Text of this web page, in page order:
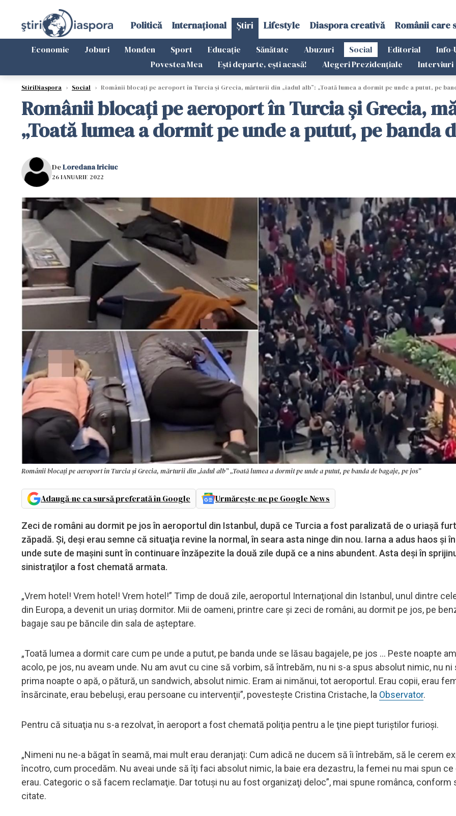
Politică Internațional Știri Lifestyle Diaspora creativă Românii care
Economie Joburi Monden Sport Educație Sănătate Abuzuri Social Editorial Info-
Povestea Mea
Ești departe, ești acasă! Alegeri Prezidențiale Interviuri
StiriDiaspora › Social › Românii blocaţi pe aeroport în Turcia și Grecia, mărturii din „iadul alb”: „Toată lumea a dormit pe unde a putut, pe
Românii blocaţi pe aeroport în Turcia și Grecia,
„Toată lumea a dormit pe unde a putut, pe banda
DeLoredana Iriciuc
26 IANUARIE 2022
Românii blocaţi pe aeroport în Turcia și Grecia, mărturii din „iadul alb” „Toată lumea a dormit pe unde a putut, pe banda de bagaje, pe jos”
Adaugă-ne ca sursă preferată în Google Urmărește-ne pe Google News
Zeci de români au dormit pe jos în aeroportul din Istanbul, după ce Turcia a fost paralizată de o uriaşă
zăpadă. Şi, deşi erau semne că situaţia revine la normal, în seara asta ninge din nou. Iarna a adus haos şi
unde sute de maşini sunt în continuare înzăpezite la două zile după ce a nins abundent. Asta deşi în
sinistraţilor a fost chemată armata.
„Vrem hotel! Vrem hotel! Vrem hotel!” Timp de două zile, aeroportul Internaţional din Istanbul, unul dintre
din Europa, a devenit un uriaş dormitor. Mii de oameni, printre care şi zeci de români, au dormit pe jos, pe
bagaje sau pe băncile din sala de aşteptare.
„Toată lumea a dormit care cum pe unde a putut, pe banda unde se lăsau bagajele, pe jos ... Peste noapte
acolo, pe jos, nu aveam unde. Nu am avut cu cine să vorbim, să întrebăm, nu ni s-a spus absolut nimic, nu ni
prima noapte o apă, o pătură, un sandwich, absolut nimic. Eram ai nimănui, tot aeroportul. Erau copii, erau
însărcinate, erau bebeluşi, erau persoane cu intervenţii”, povesteşte Cristina Cristache, la Observator.
Pentru că situaţia nu s-a rezolvat, în aeroport a fost chemată poliţia pentru a le ţine piept turiştilor furioşi.
„Nimeni nu ne-a băgat în seamă, mai mult erau deranjaţi: Cum adică ne ducem să îi întrebăm, să le cerem
încotro, cum procedăm. Nu aveai unde să îţi faci absolut nimic, la baie era dezastru, la femei nu mai spun ce
erau. Categoric o să facem reclamaţie. Dar totuşi nu au fost organizaţi deloc”, mai spune românca, conform
citate.